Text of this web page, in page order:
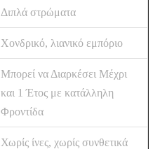
Διπλά στρώματα
Χονδρικό, λιανικό εμπόριο
Μπορεί να Διαρκέσει Μέχρι
και 1 Έτος με κατάλληλη
Φροντίδα
Χωρίς ίνες, χωρίς συνθετικά